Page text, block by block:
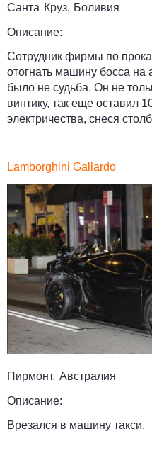
Санта Круз, Боливия
Описание:
Сотрудник фирмы по
отогнать машину босса на
было не судьба. Он не
винтику, так еще оставил
электричества, снеся
Lamborghini Gallardo
Пирмонт, Австралия
Описание:
Врезался в машину такси.